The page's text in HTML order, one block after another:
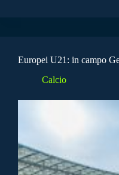
Europei U21: in campo
Calcio